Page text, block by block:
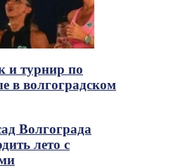
и турнир по
в волгоградском
Волгограда
лето с